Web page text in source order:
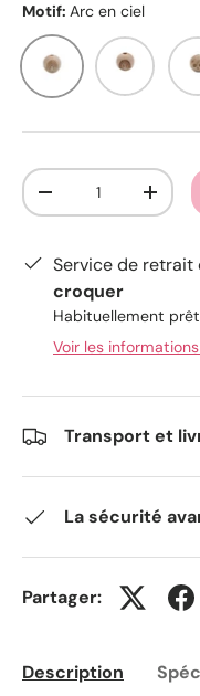
Motif: Arc en ciel
Arc en cielArc en ciel
Qté
-
+
Service de retrait
croquer
Habituellement
Voir les
Transport et
La sécurité
Partager:
Description